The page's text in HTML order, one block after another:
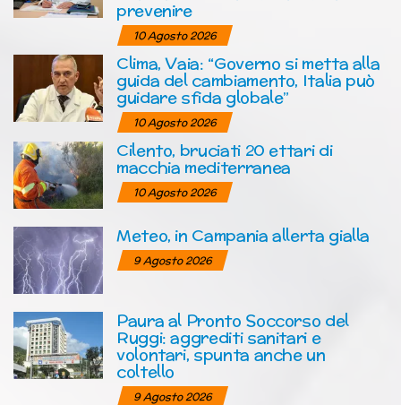
prevenire
10 Agosto 2026
Clima, Vaia: “Governo si metta alla
guida del cambiamento, Italia può
guidare sfida globale”
10 Agosto 2026
Cilento, bruciati 20 ettari di
macchia mediterranea
10 Agosto 2026
Meteo, in Campania allerta gialla
9 Agosto 2026
Paura al Pronto Soccorso del
Ruggi: aggrediti sanitari e
volontari, spunta anche un
coltello
9 Agosto 2026